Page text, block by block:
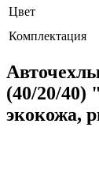
Цвет
Комплектация
(40/20/40)
экокожа,